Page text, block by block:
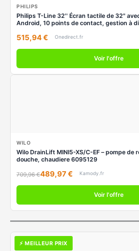
PHILIPS
Philips T-Line 32'' Écran tactile de 32"
Android, 10 points de contact, gestion à
515,94 € Onedirect.fr
Voir l'offre
WILO
Wilo DrainLift MINI5-XS/C-EF – pompe de
douche, chaudiere 6095129
709,96 €489,97 € Kamody.fr
Voir l'offre
⚡ MEILLEUR PRIX